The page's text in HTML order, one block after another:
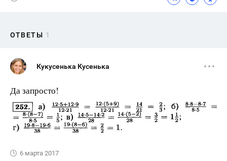
ОТВЕТЫ 1
Кукусенька Кусенька
Да запросто!
6 марта 2017